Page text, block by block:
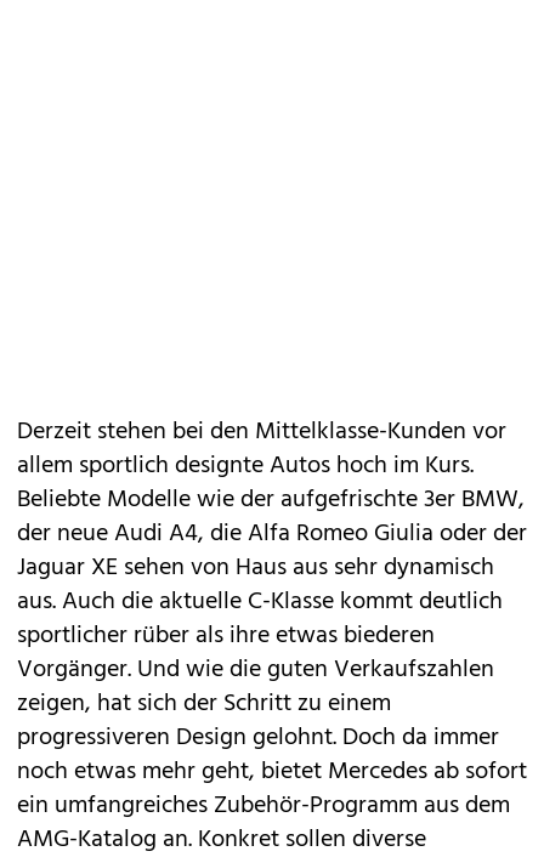
Derzeit stehen bei den Mittelklasse-Kunden vor
allem sportlich designte Autos hoch im Kurs.
Beliebte Modelle wie deraufgefrischte 3erBMW,
der neue AudiA4, die Alfa RomeoGiuliaoder der
JaguarXE sehen von Haus aus sehr dynamisch
aus. Auch die aktuelleC-Klassekommt deutlich
sportlicher rüber als ihre etwas biederen
Vorgänger. Und wie die guten Verkaufszahlen
zeigen, hat sich der Schritt zu einem
progressiveren Design gelohnt. Doch da immer
noch etwas mehr geht, bietetMercedesab sofort
ein umfangreiches Zubehör-Programm aus dem
AMG-Katalog an. Konkret sollen diverse